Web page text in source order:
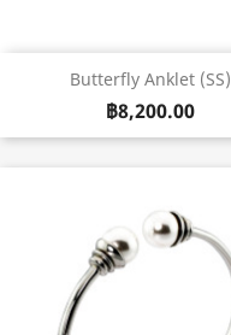
Butterfly Anklet (SS)
฿8,200.00